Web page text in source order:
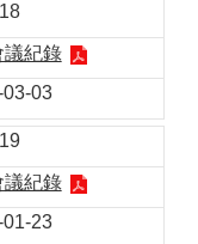
18
議紀錄
03-03
19
議紀錄
01-23